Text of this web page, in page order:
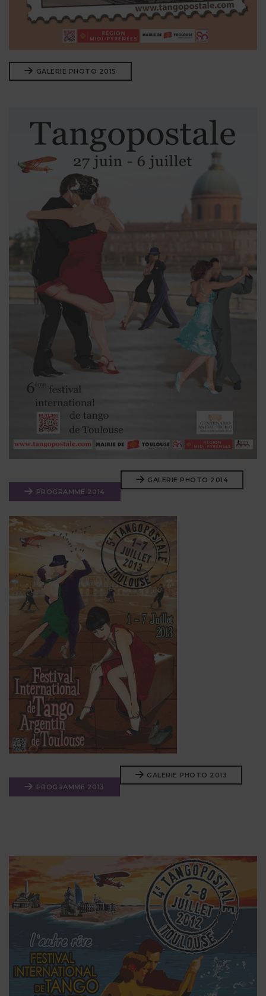
GALERIE PHOTO 2015
PROGRAMME 2014
GALERIE PHOTO 2014
PROGRAMME 2013
GALERIE PHOTO 2013